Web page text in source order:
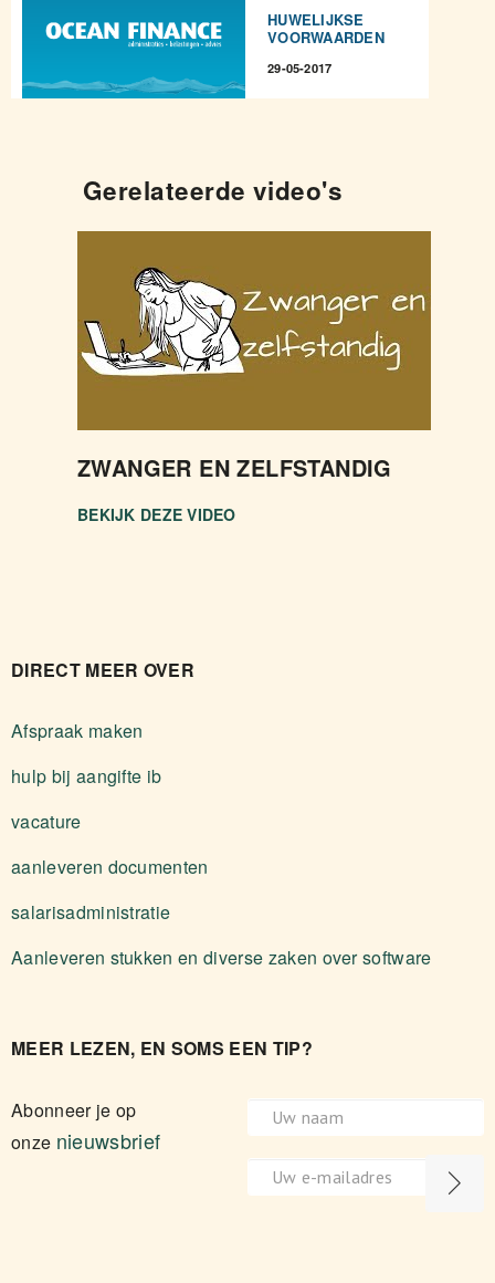
HUWELIJKSE
VOORWAARDEN
29-05-2017
Gerelateerde video's
ZWANGER EN ZELFSTANDIG
BEKIJK DEZE VIDEO
DIRECT MEER OVER
Afspraak maken
hulp bij aangifte ib
vacature
aanleveren documenten
salarisadministratie
Aanleveren stukken en diverse zaken over software
MEER LEZEN, EN SOMS EEN TIP?
Abonneer je op
onze nieuwsbrief